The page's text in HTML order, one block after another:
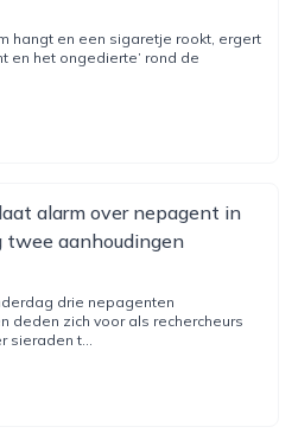
hangt en een sigaretje rookt, ergert
en het ongedierte’ rond de
alarm over nepagent in
twee aanhoudingen
drie nepagenten
deden zich voor als rechercheurs
sieraden t...